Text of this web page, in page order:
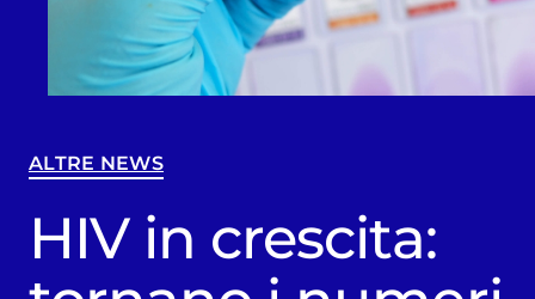
ALTRE NEWS
HIV in crescita: